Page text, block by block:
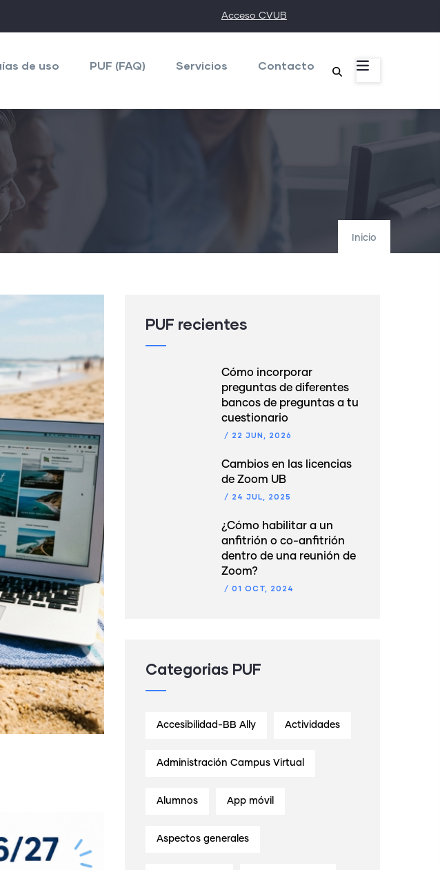
Acceso CVUB
de uso PUF (FAQ) Servicios Contacto
Inicio
PUF recientes
Cómo incorporar
preguntas de diferentes
bancos de preguntas a tu
cuestionario
/ 22 JUN, 2026
Cambios en las licencias
de Zoom UB
/ 24 JUL, 2025
¿Cómo habilitar a un
anfitrión o co-anfitrión
dentro de una reunión de
Zoom?
/ 01 OCT, 2024
Categorias PUF
Accesibilidad-BB Ally Actividades
Administración Campus Virtual
Alumnos App móvil
Aspectos generales